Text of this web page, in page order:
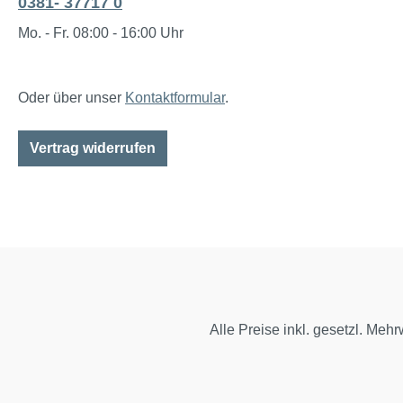
Mo. - Fr. 08:00 - 16:00 Uhr
Oder über unser Kontaktformular.
Vertrag widerrufen
Alle Preise inkl. gesetzl.